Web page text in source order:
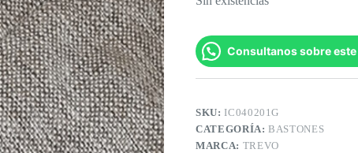
Consultanos sobre
SKU: IC040201G
CATEGORÍA:BASTONES
MARCA: TREVO